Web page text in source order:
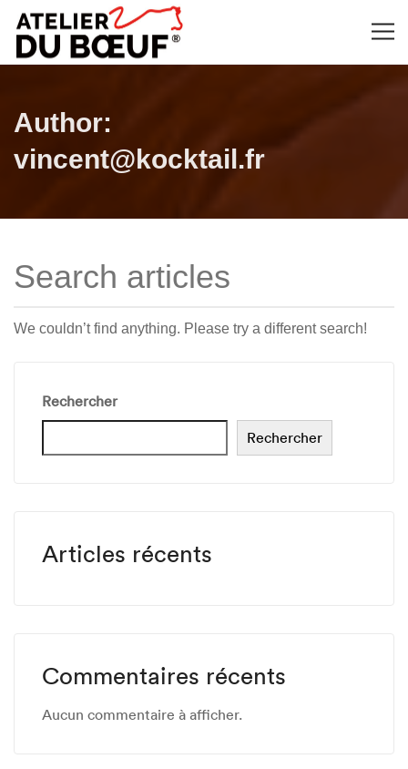
Author:
vincent@kocktail.fr
We couldn’t find anything. Please try a different search!
Rechercher
Rechercher
Articles récents
Commentaires récents
Aucun commentaire à afficher.